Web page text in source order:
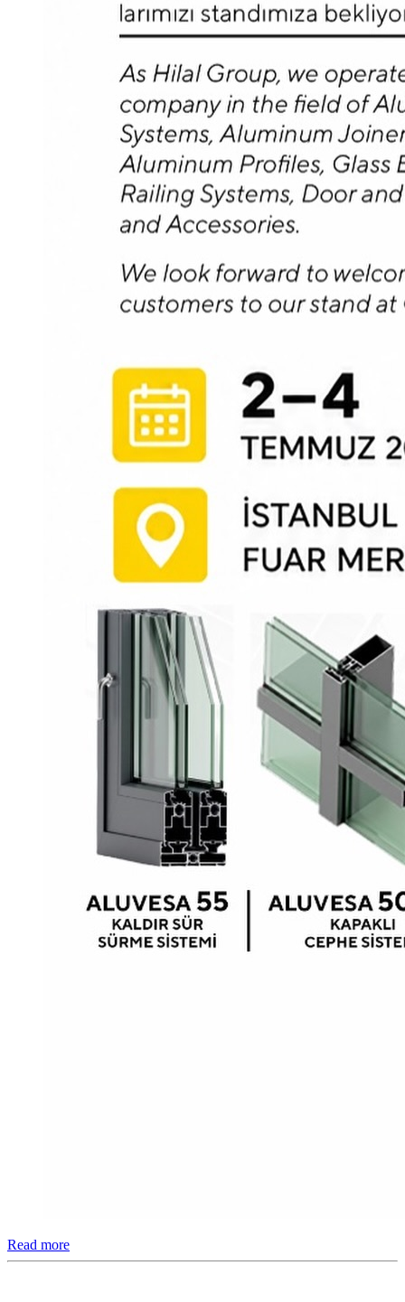
Read more